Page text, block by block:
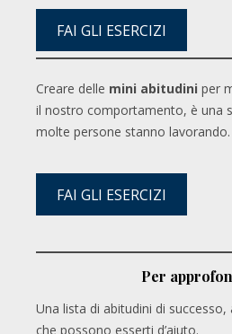
FAI GLI ESERCIZI
Creare delle mini abitudini per
il nostro comportamento, è una
molte persone stanno
FAI GLI ESERCIZI
Per
Una lista di abitudini di successo,
che possono esserti d’aiuto.